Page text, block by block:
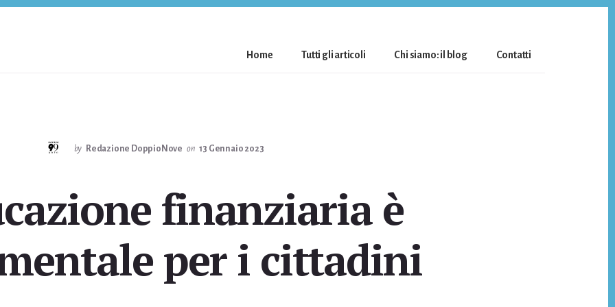
Home Tutti gli articoli Chi siamo: il blog Contatti
by Redazione DoppioNove on 13 Gennaio 2023
finanziaria è
per i cittadini